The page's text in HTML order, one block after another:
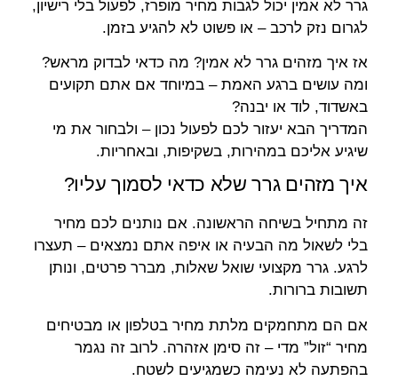
גרר לא אמין יכול לגבות מחיר מופרז, לפעול בלי רישיון,
לגרום נזק לרכב – או פשוט לא להגיע בזמן.
אז איך מזהים גרר לא אמין? מה כדאי לבדוק מראש?
ומה עושים ברגע האמת – במיוחד אם אתם תקועים
באשדוד, לוד או יבנה?
המדריך הבא יעזור לכם לפעול נכון – ולבחור את מי
שיגיע אליכם במהירות, בשקיפות, ובאחריות.
איך מזהים גרר שלא כדאי לסמוך עליו?
זה מתחיל בשיחה הראשונה. אם נותנים לכם מחיר
בלי לשאול מה הבעיה או איפה אתם נמצאים – תעצרו
לרגע. גרר מקצועי שואל שאלות, מברר פרטים, ונותן
תשובות ברורות.
אם הם מתחמקים מלתת מחיר בטלפון או מבטיחים
מחיר “זול” מדי – זה סימן אזהרה. לרוב זה נגמר
בהפתעה לא נעימה כשמגיעים לשטח.